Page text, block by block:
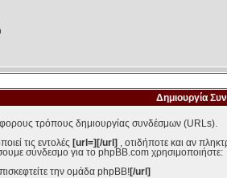
Δημιουργία
τρόπους δημιουργίας συνδέσμων (URLs).
τις εντολές [url=][/url]
, οτιδήποτε και αν
σύνδεσμο για το phpBB.com χρησιμοποιήστε:
την ομάδα phpBB![/url]